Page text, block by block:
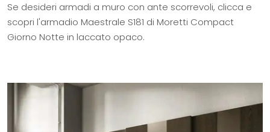
Se desideri armadi a muro con ante scorrevoli, clicca e
scopri l'armadio Maestrale S181 di Moretti Compact
Giorno Notte in laccato opaco.